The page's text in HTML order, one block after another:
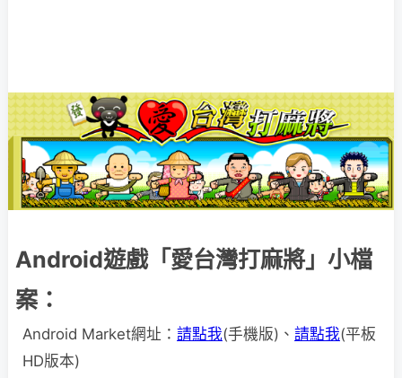
Android遊戲「愛台灣打麻將」小檔
案：
Android Market網址： 請點我(手機版)、 請點我(平板
HD版本)